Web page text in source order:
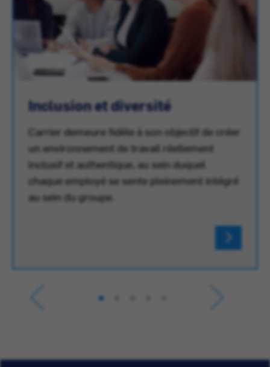
Inclusion et diversité
Carrier demeure fidèle à son objectif de créer
un environnement de travail réellement
inclusif et authentique, au sein duquel
chaque employé se sente pleinement intégré
au sein du groupe.